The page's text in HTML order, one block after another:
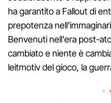
ha garantito a Fallout di
prepotenza
Benvenuti nell'era post-
cambiato e niente è
leitmotiv del gioco, la